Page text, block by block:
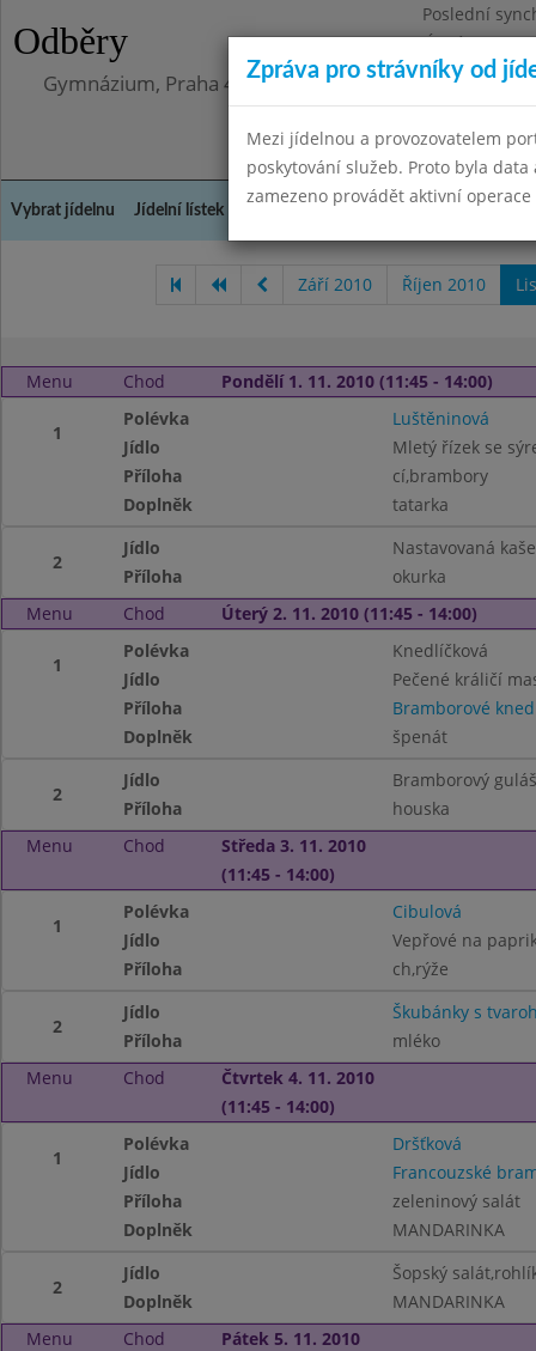
Odběry
Poslední
Úterý
Gymnázium, Praha 4, Budějovická 680
Vybrat jídelnu Jídelní lístek Kontakty a informace
Září 2010 Říjen 2010
Menu Chod Pondělí 1. 11. 2010 (11:45 - 14:00)
1
Polévka
Luštěninová
Jídlo
Mletý řízek se
Příloha
cí,brambory
Doplněk
tatarka
2
Jídlo
Nastavovaná
Příloha
okurka
Menu
Chod Úterý 2. 11. 2010 (11:45 - 14:00)
1
Polévka
Knedlíčková
Jídlo
Pečené králičí
Příloha
Bramborové
Doplněk
špenát
2
Jídlo
Bramborový
Příloha
houska
Menu
Chod
Středa 3. 11. 2010
(11:45 - 14:00)
1
Polévka
Cibulová
Jídlo
Vepřové na
Příloha
ch,rýže
2
Jídlo
Škubánky s
Příloha
mléko
Menu
Chod
Čtvrtek 4. 11. 2010
(11:45 - 14:00)
1
Polévka
Dršťková
Jídlo
Francouzské
Příloha
zeleninový salát
Doplněk
MANDARINKA
2
Jídlo
Šopský
Doplněk
MANDARINKA
Menu
Chod
Pátek 5. 11. 2010
Zpráva pro strávníky od
Mezi jídelnou a provozovatelem
poskytování služeb. Proto byla
zamezeno provádět aktivní